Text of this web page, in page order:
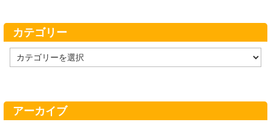
カテゴリー
テ
ー
アーカイブ